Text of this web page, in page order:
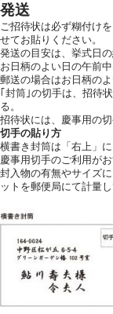
運営会
発送
ご招待状は必ず糊付け
せてお貼りください。
発送の目安は、挙式日
お日柄のよい日の午前中
郵送の場合はお日柄の
｢封筒｣の切手は、招待
る。
招待状には、慶事用の切
切手の貼り方
横書き封筒は「右上」
慶事用切手のご利用が
封入物の有無やサイズ
ットを郵便局にて計量